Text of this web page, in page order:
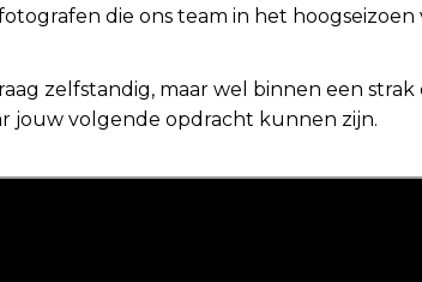
die ons team in het hoogseizoen
zelfstandig, maar wel binnen een
jouw volgende opdracht kunnen zijn.